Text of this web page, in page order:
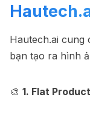
Hautech.ai cung
bạn tạo ra hình
🎨 1. Flat